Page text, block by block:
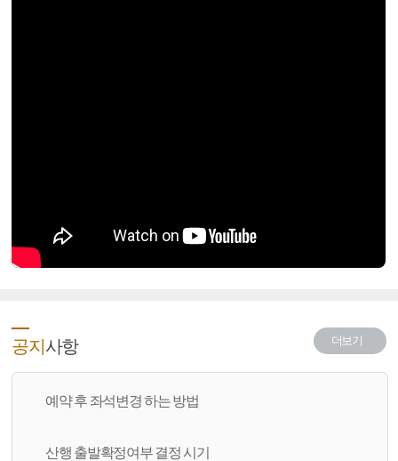
공지 사항 더보기
예약 후 좌석변경 하는 방법
산행 출발확정여부 결정 시기